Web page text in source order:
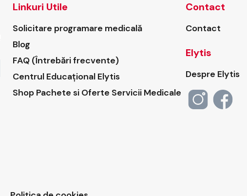
Linkuri Utile
Solicitare programare medicală
Blog
FAQ (Întrebări frecvente)
Centrul Educațional Elytis
Shop Pachete si Oferte Servicii Medicale
Contact
Contact
Elytis
Despre Elytis